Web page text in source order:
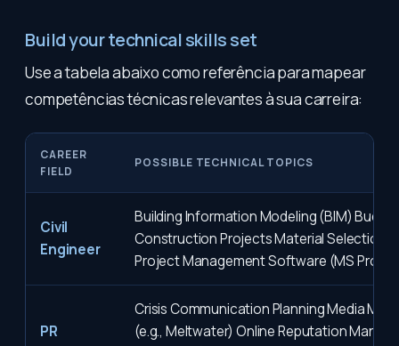
Build your technical skills set
Use a tabela abaixo como referência para mapear
competências técnicas relevantes à sua carreira:
CAREER
FIELD
POSSIBLE TECHNICAL TOPICS
Civil
Engineer
Building Information Modeling (BIM)
Construction Projects Material Selection
Project Management Software (MS
PR
Crisis Communication Planning Media
(e.g., Meltwater) Online Reputation